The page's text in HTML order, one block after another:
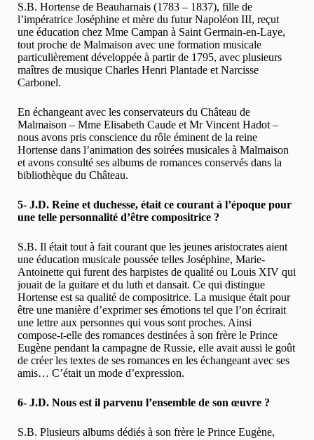
S.B. Hortense de Beauharnais (1783 – 1837), fille de
l’impératrice Joséphine et mère du futur Napoléon III, reçut
une éducation chez Mme Campan à Saint Germain-en-Laye,
tout proche de Malmaison avec une formation musicale
particulièrement développée à partir de 1795, avec plusieurs
maîtres de musique Charles Henri Plantade et Narcisse
Carbonel.
En échangeant avec les conservateurs du Château de
Malmaison – Mme Elisabeth Caude et Mr Vincent Hadot –
nous avons pris conscience du rôle éminent de la reine
Hortense dans l’animation des soirées musicales à Malmaison
et avons consulté ses albums de romances conservés dans la
bibliothèque du Château.
5- J.D. Reine et duchesse, était ce courant à l’époque pour
une telle personnalité d’être compositrice ?
S.B. Il était tout à fait courant que les jeunes aristocrates aient
une éducation musicale poussée telles Joséphine, Marie-
Antoinette qui furent des harpistes de qualité ou Louis XIV qui
jouait de la guitare et du luth et dansait. Ce qui distingue
Hortense est sa qualité de compositrice. La musique était pour
être une manière d’exprimer ses émotions tel que l’on écrirait
une lettre aux personnes qui vous sont proches. Ainsi
compose-t-elle des romances destinées à son frère le Prince
Eugène pendant la campagne de Russie, elle avait aussi le goût
de créer les textes de ses romances en les échangeant avec ses
amis… C’était un mode d’expression.
6- J.D. Nous est il parvenu l’ensemble de son œuvre ?
S.B. Plusieurs albums dédiés à son frère le Prince Eugène,